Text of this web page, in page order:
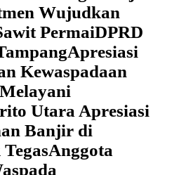
Wujudkan
PermaiDPRD
Apresiasi
Kewaspadaan
Utara Apresiasi
Banjir di
Anggota